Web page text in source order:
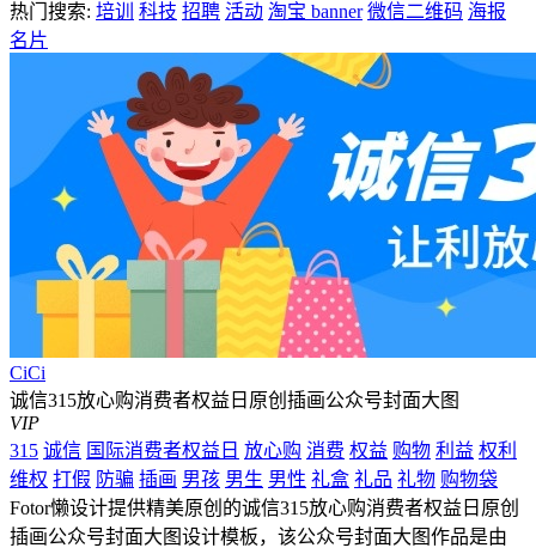
热门搜索: 培训 科技 招聘 活动 淘宝 banner 微信二维码 海报
名片
CiCi
诚信315放心购消费者权益日原创插画公众号封面大图
VIP
315 诚信 国际消费者权益日 放心购 消费 权益 购物 利益 权利
维权 打假 防骗 插画 男孩 男生 男性 礼盒 礼品 礼物 购物袋
Fotor懒设计提供精美原创的诚信315放心购消费者权益日原创
插画公众号封面大图设计模板，该公众号封面大图作品是由